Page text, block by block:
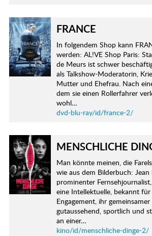
FRANCE
In folgendem Shop kann
werden: AL!VE Shop Paris:
de Meurs ist schwer
als Talkshow-Moderatorin,
Mutter und Ehefrau. Nach
dem sie einen Rollerfahrer
wohl…
dvd-blu-ray/id/france-2/
MENSCHLICHE
Man könnte meinen, die
wie aus dem Bilderbuch: Jean
prominenter
eine Intellektuelle, bekannt
Engagement, ihr
gutaussehend, sportlich und
an einer…
kino/id/menschliche-dinge-2/